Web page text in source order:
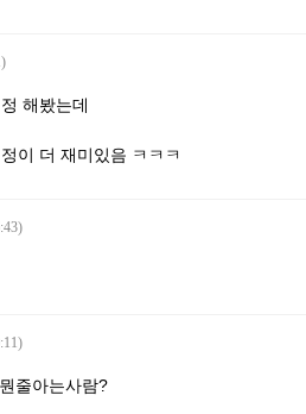
해봤는데
이 더 재미있음 ㅋㅋㅋ
줄아는사람?